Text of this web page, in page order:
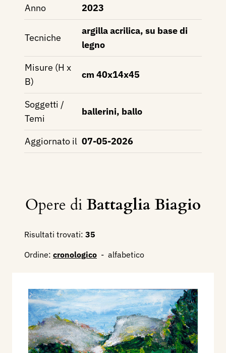
Anno 2023
Tecniche
argilla acrilica, su base di
legno
Misure (H x
B)
cm 40x14x45
Soggetti /
Temi
ballerini, ballo
Aggiornato il 07-05-2026
Opere diBattaglia Biagio
Risultati trovati: 35
Ordine: cronologico - alfabetico